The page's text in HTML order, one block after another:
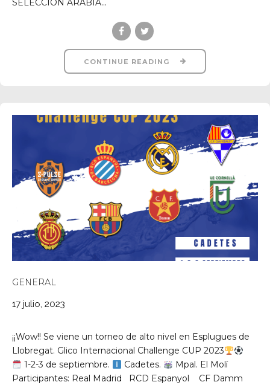
SELECCIÓN ARABIA...
CONTINUE READING
GENERAL
17 julio, 2023
¡¡Wow!! Se viene un torneo de alto nivel en Esplugues de
Llobregat. Glico Internacional Challenge CUP 2023
1-2-3 de septiembre.
Cadetes.
Mpal. El Molí
Participantes: Real Madrid RCD Espanyol CF Damm